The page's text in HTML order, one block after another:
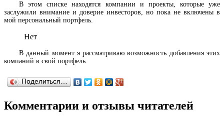
В этом списке находятся компании и проекты, которые уже
заслужили внимание и доверие инвесторов, но пока не включены в
мой персональный портфель.
Нет
В данный момент я рассматриваю возможность добавления этих
компаний в свой портфель.
Поделиться…
Комментарии и отзывы читателей